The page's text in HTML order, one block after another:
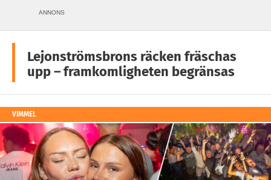
ANNONS
Lejonströmsbrons räcken fräschas
upp – framkomligheten begränsas
VIMMEL